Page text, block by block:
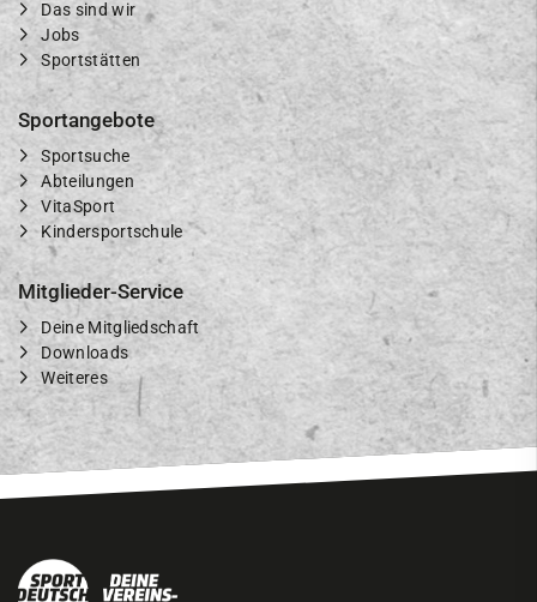
Das sind wir
Jobs
Sportstätten
Sportangebote
Sportsuche
Abteilungen
VitaSport
Kindersportschule
Mitglieder-Service
Deine Mitgliedschaft
Downloads
Weiteres